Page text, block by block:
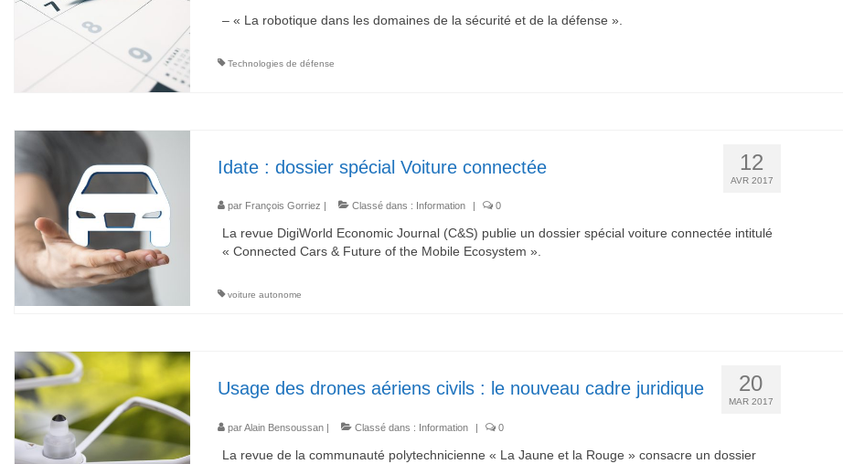
– « La robotique dans les domaines de la sécurité et de la défense ».
Technologies de défense
12
AVR 2017
Idate : dossier spécial Voiture connectée
par François Gorriez Classé dans : Information 0
La revue DigiWorld Economic Journal (C&S) publie un dossier spécial voiture connectée intitulé
« Connected Cars & Future of the Mobile Ecosystem ».
voiture autonome
20
MAR 2017
Usage des drones aériens civils : le nouveau cadre juridique
parAlain Bensoussan| Classé dans : Information | 0
La revue de la communauté polytechnicienne « La Jaune et la Rouge » consacre un dossier